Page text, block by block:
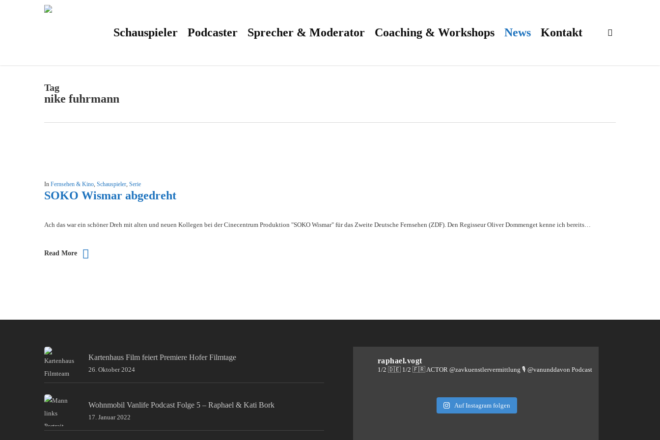
Schauspieler Podcaster Sprecher & Moderator Coaching & Workshops News Kontakt
Tag
nike fuhrmann
In Fernsehen & Kino, Schauspieler, Serie
SOKO Wismar abgedreht
Ach das war ein schöner Dreh mit alten und neuen Kollegen bei der Cinecentrum Produktion "SOKO Wismar" für das Zweite Deutsche Fernsehen (ZDF). Den Regisseur Oliver Dommenget kenne ich bereits…
Read More
Kartenhaus Film feiert Premiere Hofer Filmtage
26. Oktober 2024
Wohnmobil Vanlife Podcast Folge 5 – Raphael & Kati Bork
17. Januar 2022
raphael.vogt
1/2 🇩🇪 1/2 🇫🇷 ACTOR @zavkuenstlervermittlung 🎙️ @vanunddavon Podcast
Auf Instagram folgen